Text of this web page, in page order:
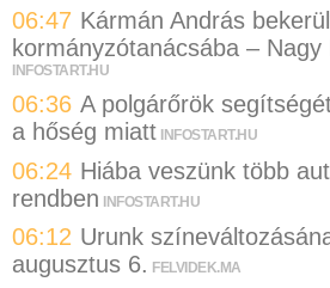
06:47 Kármán András
kormányzótanácsába –
INFOSTART.HU
06:36 A polgárőrök
a hőség miatt INFOSTART.HU
06:24 Hiába veszünk több
rendben INFOSTART.HU
06:12 Urunk
augusztus 6. FELVIDEK.MA